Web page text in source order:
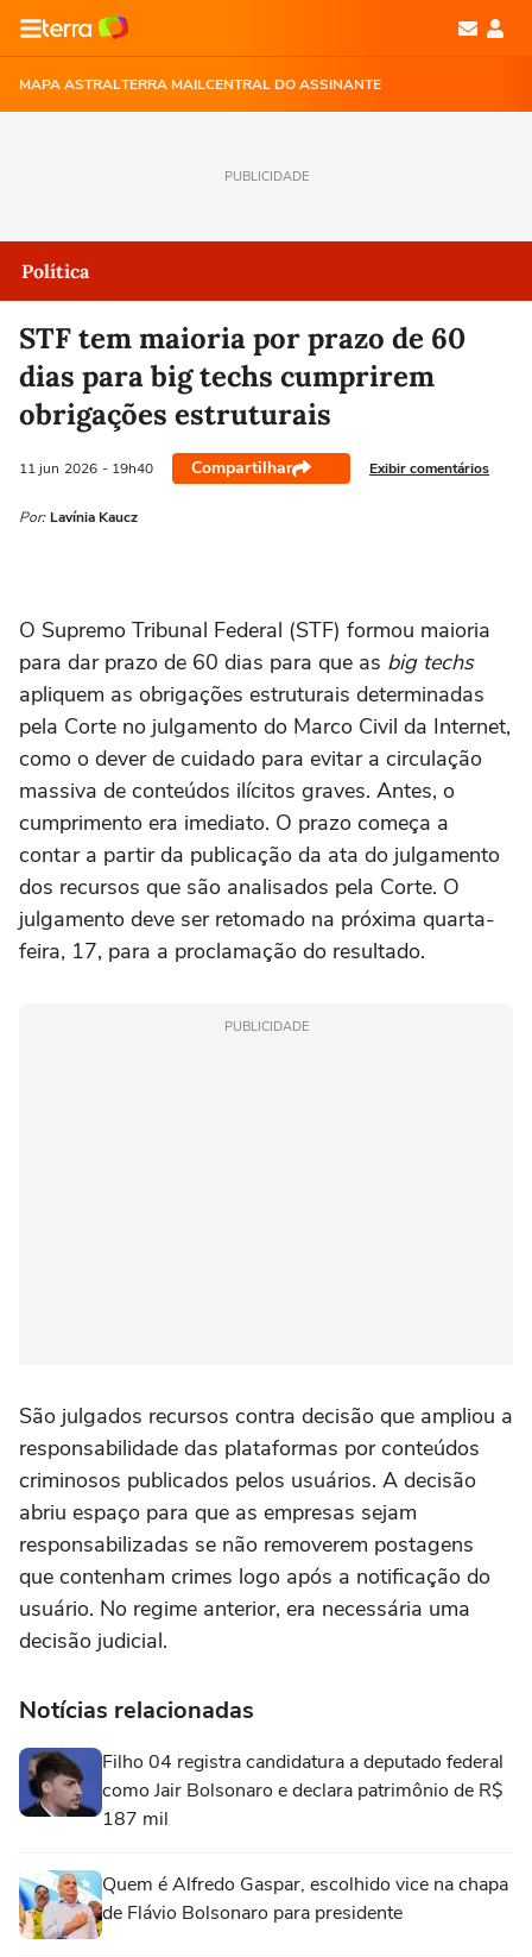
MAPA ASTRALTERRA MAILCENTRAL DO ASSINANTE
PUBLICIDADE
Política
STF tem maioria por prazo de 60
dias para big techs cumprirem
obrigações estruturais
11 jun 2026 - 19h40 Compartilhar Exibir comentários
Por: Lavínia Kaucz
O Supremo Tribunal Federal (STF) formou maioria
para dar prazo de 60 dias para que as big techs
apliquem as obrigações estruturais determinadas
pela Corte no julgamento do Marco Civil da Internet,
como o dever de cuidado para evitar a circulação
massiva de conteúdos ilícitos graves. Antes, o
cumprimento era imediato. O prazo começa a
contar a partir da publicação da ata do julgamento
dos recursos que são analisados pela Corte. O
julgamento deve ser retomado na próxima quarta-
feira, 17, para a proclamação do resultado.
PUBLICIDADE
São julgados recursos contra decisão que ampliou a
responsabilidade das plataformas por conteúdos
criminosos publicados pelos usuários. A decisão
abriu espaço para que as empresas sejam
responsabilizadas se não removerem postagens
que contenham crimes logo após a notificação do
usuário. No regime anterior, era necessária uma
decisão judicial.
Notícias relacionadas
Filho 04 registra candidatura a deputado federal
como Jair Bolsonaro e declara patrimônio de R$
187 mil
Quem é Alfredo Gaspar, escolhido vice na chapa
de Flávio Bolsonaro para presidente